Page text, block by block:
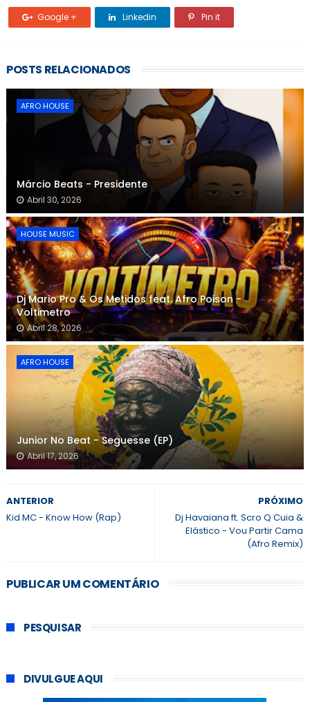
Google + Linkedin Pin it
POSTS RELACIONADOS
AFRO HOUSE
Márcio Beats - Presidente
Abril 30, 2026
HOUSE MUSIC
Dj Mario Pro & Os Metidos feat. Afro Poison -
Voltimetro
Abril 28, 2026
AFRO HOUSE
Junior No Beat - Seguesse (EP)
Abril 17, 2026
PRÓXIMO
Dj Havaiana ft. Scro Q Cuia &
Elástico - Vou Partir Cama
(Afro Remix)
ANTERIOR
Kid MC - Know How (Rap)
PUBLICAR UM COMENTÁRIO
PESQUISAR
DIVULGUE AQUI